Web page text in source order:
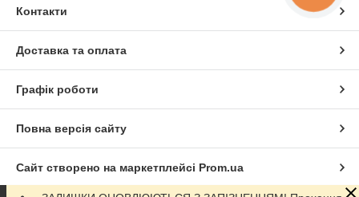
Контакти
Доставка та оплата
Графік роботи
Повна версія сайту
Сайт створено на маркетплейсі Prom.ua